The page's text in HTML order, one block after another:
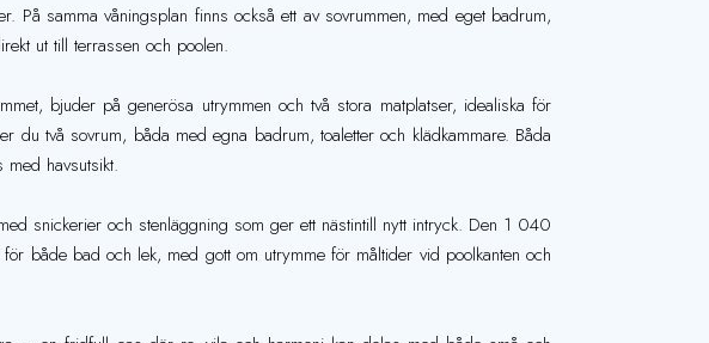
På samma våningsplan finns också ett av sovrummen, med eget badrum,
ut till terrassen och poolen.
bjuder på generösa utrymmen och två stora matplatser, idealiska för
du två sovrum, båda med egna badrum, toaletter och klädkammare. Båda
havsutsikt.
snickerier och stenläggning som ger ett nästintill nytt intryck. Den 1 040
både bad och lek, med gott om utrymme för måltider vid poolkanten och